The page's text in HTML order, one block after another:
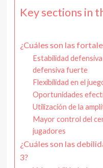
Key sections in
¿Cuáles son las
Estabilidad
defensiva fuerte
Flexibilidad en el
Oportunidades
Utilización de la
Mayor control del
jugadores
¿Cuáles son las
3?